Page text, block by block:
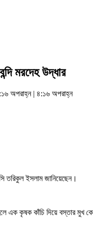
মরদেহ উদ্ধার
অপরাহ্ন | ৪:১৬ অপরাহ্ন
তরিকুল ইসলাম জানিয়েছেন।
এক কৃষক কাঁচি দিয়ে বস্তার মুখ